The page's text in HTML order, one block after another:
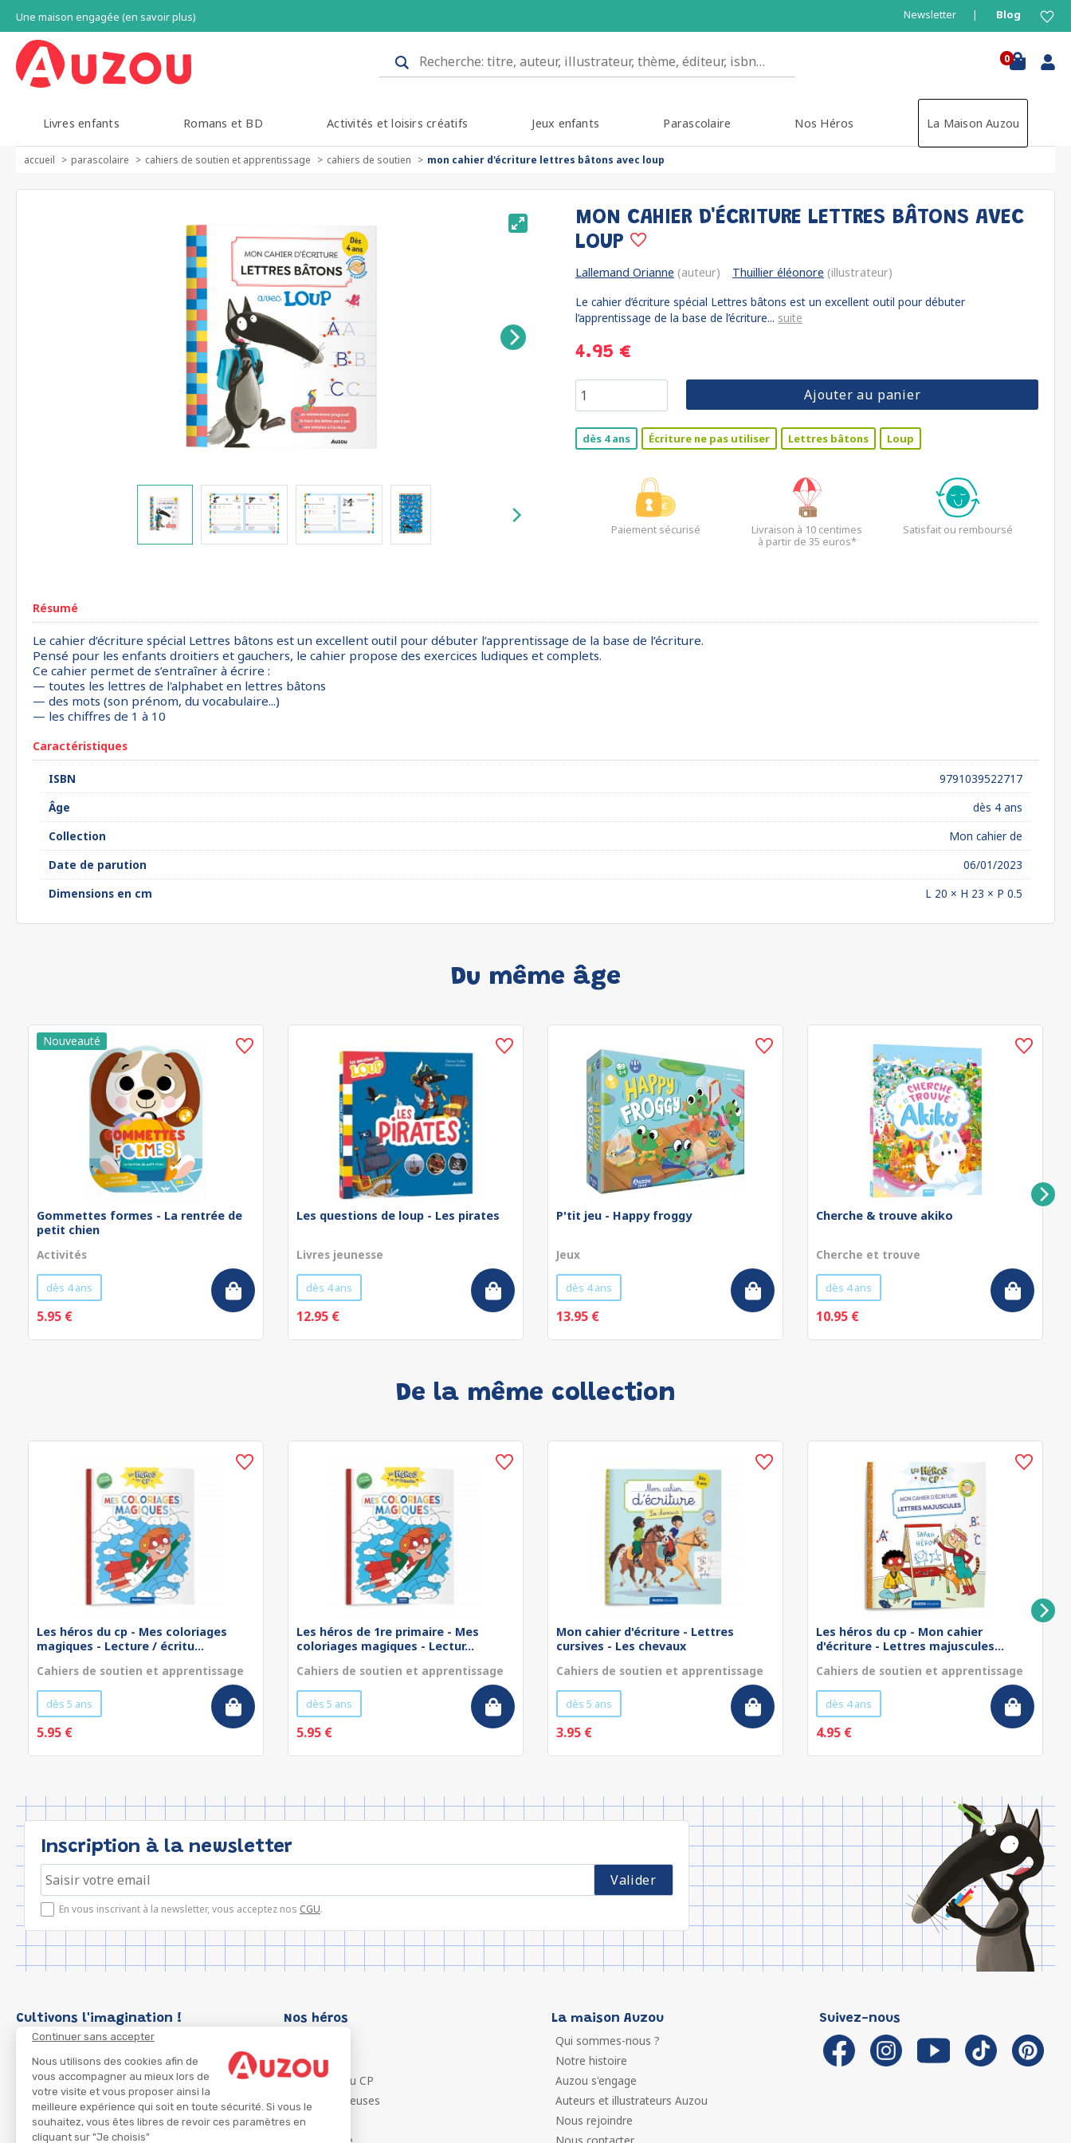
Continuer sans accepter
Nous utilisons des cookies afin de
vous accompagner au mieux lors de
votre visite et vous proposer ainsi la
meilleure expérience qui soit en toute sécurité. Si vous le
souhaitez, vous êtes libres de revoir ces paramètres en
cliquant sur "Je choisis"
Une maison engagée (en savoir plus) Newsletter Blog
0
Livres enfants Romans et BD Activités et loisirs créatifs Jeux enfants Parascolaire Nos Héros La Maison Auzou
accueil parascolaire cahiers de soutien et apprentissage cahiers de soutien mon cahier d'écriture lettres bâtons avec loup
MON CAHIER D'ÉCRITURE LETTRES BÂTONS AVEC
LOUP
Lallemand Orianne (auteur) Thuillier éléonore (illustrateur)
Le cahier d’écriture spécial Lettres bâtons est un excellent outil pour débuter
l’apprentissage de la base de l’écriture... suite
4.95 €
Ajouter au panier
dès 4 ans Écriture ne pas utiliser Lettres bâtons Loup
Paiement sécurisé
Livraison à 10 centimes
à partir de 35 euros*
Satisfait ou remboursé
Résumé
Le cahier d’écriture spécial Lettres bâtons est un excellent outil pour débuter l’apprentissage de la base de l’écriture.
Pensé pour les enfants droitiers et gauchers, le cahier propose des exercices ludiques et complets.
Ce cahier permet de s’entraîner à écrire :
— toutes les lettres de l'alphabet en lettres bâtons
— des mots (son prénom, du vocabulaire...)
— les chiffres de 1 à 10
Caractéristiques
ISBN
9791039522717
Âge
dès 4 ans
Collection
Mon cahier de
Date de parution
06/01/2023
Dimensions en cm
L 20 × H 23 × P 0.5
Du même âge
Gommettes formes - La rentrée de
petit chien
Activités
dès 4 ans
5.95 €
Les questions de loup - Les pirates
Livres jeunesse
dès 4 ans
12.95 €
P'tit jeu - Happy froggy
Jeux
dès 4 ans
13.95 €
Cherche & trouve akiko
Cherche et trouve
dès 4 ans
10.95 €
De la même collection
Les héros du cp - Mes coloriages
magiques - Lecture / écritu...
Cahiers de soutien et apprentissage
dès 5 ans
5.95 €
Les héros de 1re primaire - Mes
coloriages magiques - Lectur...
Cahiers de soutien et apprentissage
dès 5 ans
5.95 €
Mon cahier d'écriture - Lettres
cursives - Les chevaux
Cahiers de soutien et apprentissage
dès 5 ans
3.95 €
Les héros du cp - Mon cahier
d'écriture - Lettres majuscules...
Cahiers de soutien et apprentissage
dès 4 ans
4.95 €
Inscription à la newsletter
En vous inscrivant à la newsletter, vous acceptez nos CGU.
Cultivons l'imagination ! Nos héros
P'tit Loup
Les Héros du CP
Les Influenceuses
Migali
La maison Auzou
Qui sommes-nous ?
Notre histoire
Auzou s'engage
Auteurs et illustrateurs Auzou
Nous rejoindre
Suivez-nous